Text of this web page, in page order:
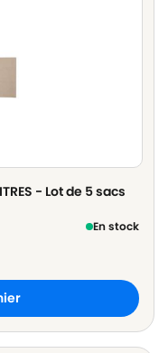
- Lot de 5 sacs
En stock